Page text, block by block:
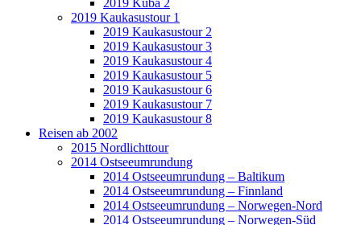
2019 Kaukasustour 1
2019 Kaukasustour 2
2019 Kaukasustour 3
2019 Kaukasustour 4
2019 Kaukasustour 5
2019 Kaukasustour 6
2019 Kaukasustour 7
2019 Kaukasustour 8
Reisen ab 2002
2015 Nordlichttour
2014 Ostseeumrundung
2014 Ostseeumrundung – Baltikum
2014 Ostseeumrundung – Finnland
2014 Ostseeumrundung – Norwegen-Nord
2014 Ostseeumrundung – Norwegen-Süd